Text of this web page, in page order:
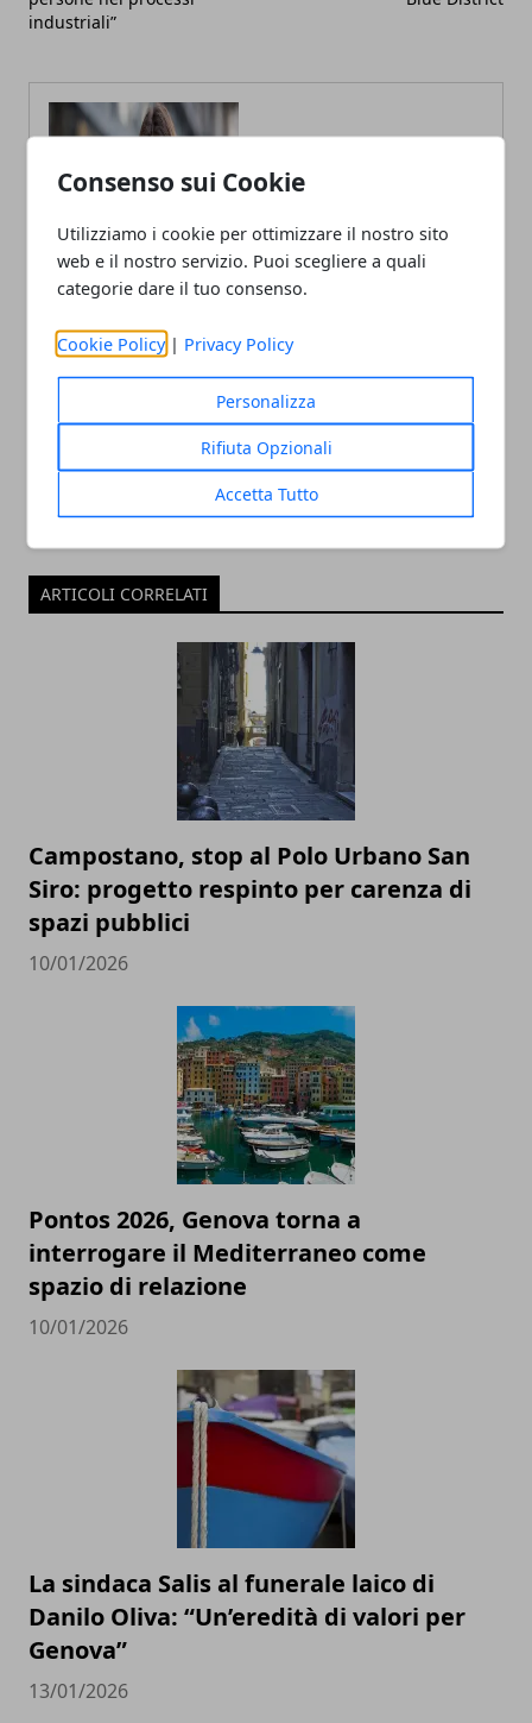
Consenso sui Cookie
Utilizziamo i cookie per ottimizzare il nostro sito
web e il nostro servizio. Puoi scegliere a quali
categorie dare il tuo consenso.
Cookie Policy | Privacy Policy
Personalizza
Rifiuta Opzionali
Accetta Tutto
industriali”
Fabiana Fissore
Fabiana Fissore è web editor e
creator di contenuti dedicati a
e coinvolgente, a stretto contatto con
il territorio.
ARTICOLI CORRELATI
Campostano, stop al Polo Urbano San
Siro: progetto respinto per carenza di
spazi pubblici
10/01/2026
Pontos 2026, Genova torna a
interrogare il Mediterraneo come
spazio di relazione
10/01/2026
La sindaca Salis al funerale laico di
Danilo Oliva: “Un’eredità di valori per
Genova”
13/01/2026